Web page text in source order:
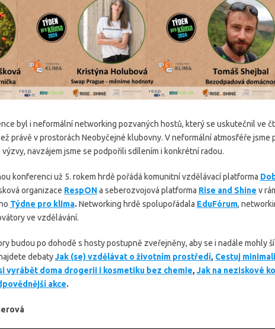
byl i neformální networking pozvaných hostů, který se uskutečnil ve
právě v prostorách Neobyčejné klubovny. V neformální atmosféře jsme
výzvy, navzájem jsme se podpořili sdílením i konkrétní radou.
konferenci už 5. rokem hrdě pořádá komunitní vzdělávací platforma
organizace RespONa seberozvojová platforma Rise and Shine v
Týdne pro klima. Networking hrdě spolupořádala EduFórum,
ve vzdělávání.
budou po dohodě s hosty postupně zveřejněny, aby se i nadále mohly
debatyJak (se) vzdělávat o životním prostředí, Cestuj
vyrábět doma drogerii i kosmetiku bez chemie, Jak na neziskové
akce.